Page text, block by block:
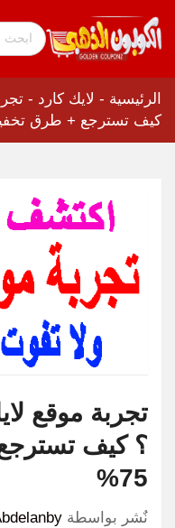
الرئيسية - لايك كارد -
كيف تسترجع + طرق تخفيض
تجربة موقع
؟ كيف
75%
نٌشر بواسطة